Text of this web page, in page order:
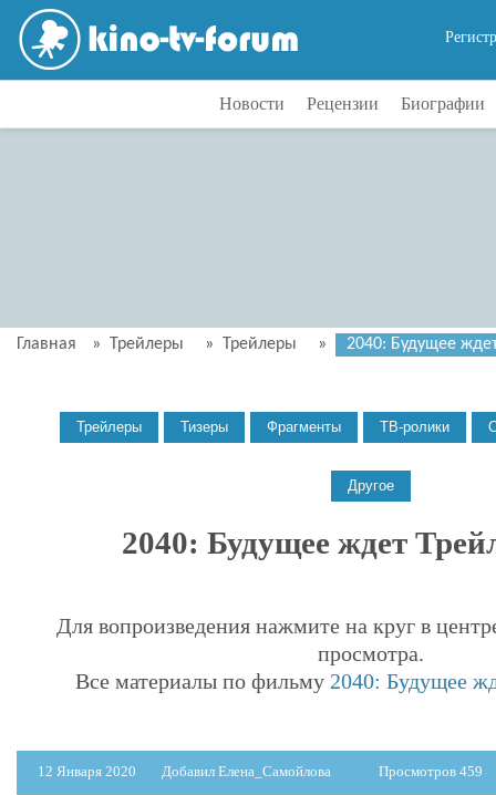
Новости Рецензии Биографии
Главная » Трейлеры » Трейлеры » 2040: Будущее
2040: Будущее ждет
Для вопроизведения нажмите на круг в
просмотра.
Все материалы по фильму 2040: Будущее
12 Января 2020 Добавил Елена_Самойлова Просмотров 459